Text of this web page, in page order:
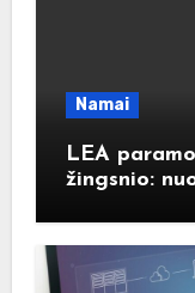
Namai
LEA
žingsnio: